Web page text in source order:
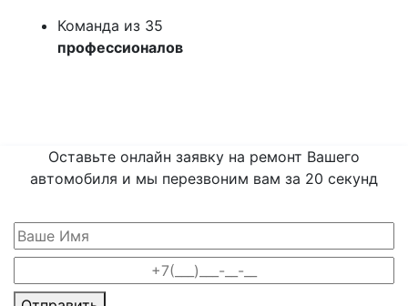
Команда из 35
профессионалов
Оставьте онлайн заявку на ремонт Вашего
автомобиля и мы перезвоним вам за 20 секунд